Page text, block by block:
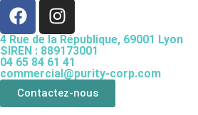
4 Rue de la République, 69001 Lyon
SIREN : 889173001
04 65 84 61 41
commercial@purity-corp.com
Contactez-nous